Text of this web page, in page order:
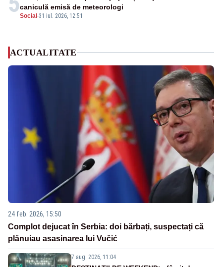
Social -31 iul. 2026, 12:51
caniculă emisă de meteorologi
ACTUALITATE
24 feb. 2026, 15:50
Complot dejucat în Serbia: doi bărbați, suspectați că
plănuiau asasinarea lui Vučić
7 aug. 2026, 11:04